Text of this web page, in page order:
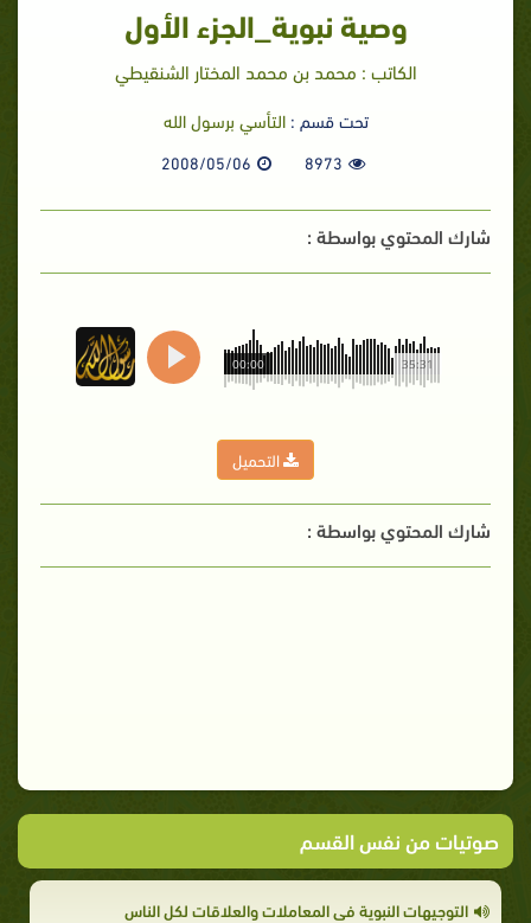
وصية نبوية_الجزء الأول
الكاتب : محمد بن محمد المختار الشنقيطي
تحت قسم :التأسي برسول الله
8973
2008/05/06
شارك المحتوي بواسطة :
35:31
00:00
التحميل
شارك المحتوي بواسطة :
صوتيات من نفس القسم
التوجيهات النبوية في المعاملات والعلاقات لكل الناس